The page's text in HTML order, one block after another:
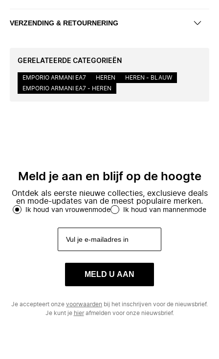
VERZENDING & RETOURNERING
GERELATEERDE CATEGORIEËN
EMPORIO ARMANI EA7 HEREN
HEREN - BLAUW
EMPORIO ARMANI EA7 - HEREN
Meld je aan en blijf op de hoogte
Ontdek als eerste nieuwe collecties, exclusieve deals
en mode-updates van de meest populaire merken.
Ik houd van vrouwenmode Ik houd van mannenmode
MELD U AAN
Je accepteert onze voorwaarden bij het inschrijven voor de nieuwsbrief.
Je kunt je hierafmelden voor onze nieuwsbrief.